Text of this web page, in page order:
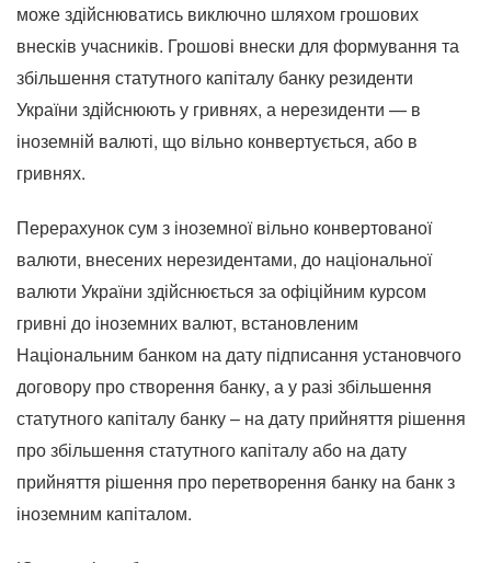
може здійснюватись виключно шляхом грошових
внесків учасників. Грошові внески для формування та
збільшення статутного капіталу банку резиденти
України здійснюють у гривнях, а нерезиденти — в
іноземній валюті, що вільно конвертується, або в
гривнях.
Перерахунок сум з іноземної вільно конвертованої
валюти, внесених нерезидентами, до національної
валюти України здійснюється за офіційним курсом
гривні до іноземних валют, встановленим
Національним банком на дату підписання установчого
договору про створення банку, а у разі збільшення
статутного капіталу банку – на дату прийняття рішення
про збільшення статутного капіталу або на дату
прийняття рішення про перетворення банку на банк з
іноземним капіталом.